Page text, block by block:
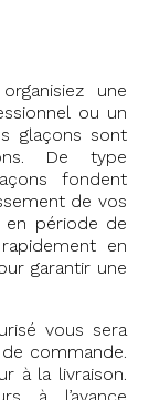
une
ou un
glaçons sont
De type
fondent
de vos
période de
en
garantir une
vous sera
commande.
à la livraison.
à l’avance